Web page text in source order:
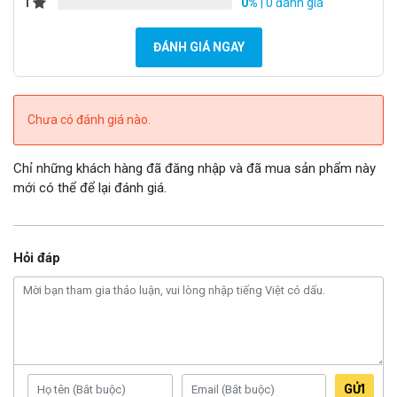
Địa chỉ mua máy bộ đàm tại Huế
ĐÁNH GIÁ NGAY
Chưa có đánh giá nào.
Chỉ những khách hàng đã đăng nhập và đã mua sản phẩm này
mới có thể để lại đánh giá.
Hỏi đáp
GỬI